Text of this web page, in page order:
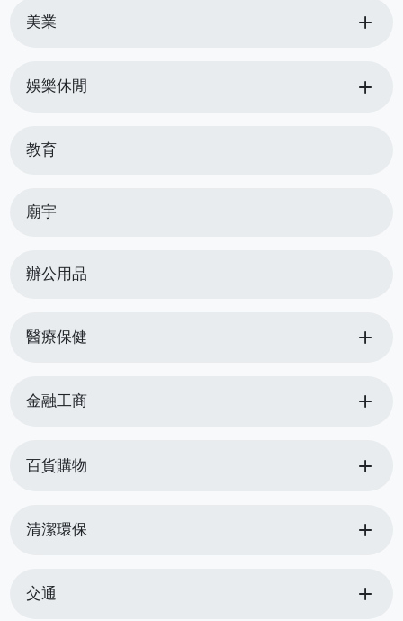
美業 add
娛樂休閒 add
教育
廟宇
辦公用品
醫療保健 add
金融工商 add
百貨購物 add
清潔環保 add
交通 add